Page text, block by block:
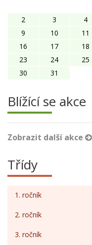
2
3 4
9
10 11
16
17 18
23
24 25
30
31
Blížící se akce
Zobrazit další akce
Třídy
1. ročník
2. ročník
3. ročník